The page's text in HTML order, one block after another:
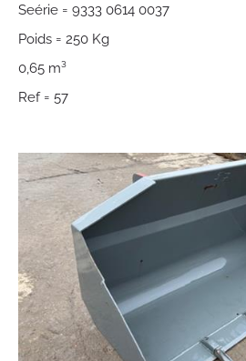
TILTROTATEUR
GODET DE TERRASSEMENT
GODET DE CURRAGE HYDR
PLATIN POUR MARTEAU -
PINCE À TRIE
PINCE À GRAB
Seérie = 9333 0614 0037
Poids = 250 Kg
0,65 m³
Ref = 57